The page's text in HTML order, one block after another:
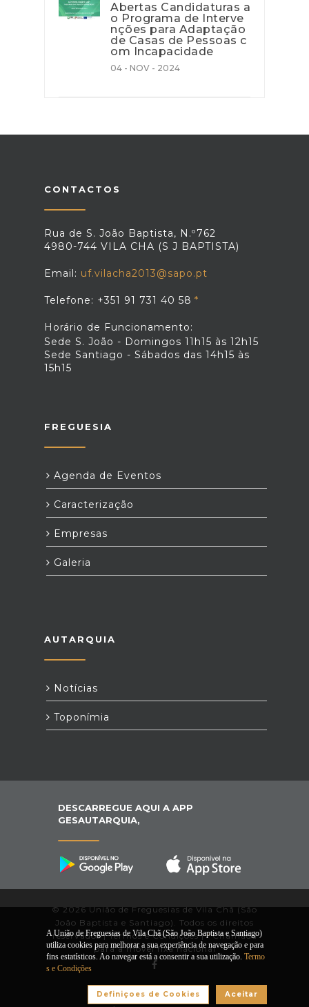
Abertas Candidaturas a
o Programa de Interve
nções para Adaptação
de Casas de Pessoas c
om Incapacidade
04 - NOV - 2024
CONTACTOS
Rua de S. João Baptista, N.º762
4980-744 VILA CHA (S J BAPTISTA)
Email: uf.vilacha2013@sapo.pt
Telefone: +351 91 731 40 58
Horário de Funcionamento:
Sede S. João - Domingos 11h15 às 12h15
Sede Santiago - Sábados das 14h15 às
15h15
FREGUESIA
Agenda de Eventos
Caracterização
Empresas
Galeria
AUTARQUIA
Notícias
Toponímia
DESCARREGUE AQUI A APP
GESAUTARQUIA,
© 2026 União de Freguesias de Vila Chã (São
João Baptista e Santiago). Todos os direitos
reservados |Termos e Condições|*Chamada
para a móvel fixa nacional
Desenvolvido por:
A União de Freguesias de Vila Chã (São João Baptista e Santiago)
utiliza cookies para melhorar a sua experiência de navegação e para
fins estatísticos. Ao navegar está a consentir a sua utilização. Termo
s e Condições
Aceitar
Definiçoes de Cookies